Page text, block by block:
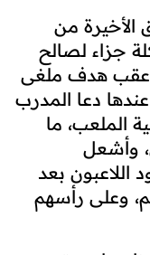
الأخيرة من
جزاء لصالح
عقب هدف ملغى
دعا المدرب
الملعب، ما
وأشعل
اللاعبون بعد
وعلى رأسهم